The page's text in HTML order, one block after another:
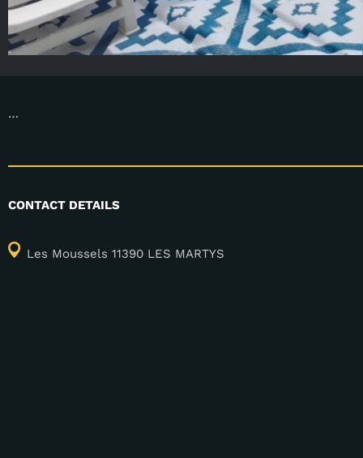
…
CONTACT DETAILS
Les Moussels 11390 LES MARTYS